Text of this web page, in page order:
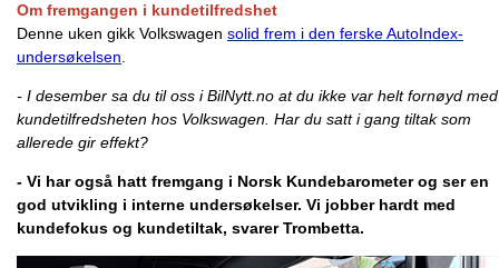
Om fremgangen i kundetilfredshet
Denne uken gikk Volkswagen solid frem i den ferske AutoIndex-
undersøkelsen
- I desember sa du til oss i BilNytt.no at du ikke var helt fornøyd med
kundetilfredsheten hos Volkswagen. Har du satt i gang tiltak som
allerede gir effekt?
- Vi har også hatt fremgang i Norsk Kundebarometer og ser en
god utvikling i interne undersøkelser. Vi jobber hardt med
kundefokus og kundetiltak, svarer Trombetta.